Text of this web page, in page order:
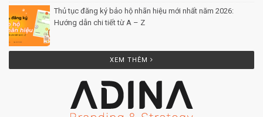
Thủ tục đăng ký bảo hộ nhãn hiệu mới nhất năm 2026:
Hướng dẫn chi tiết từ A – Z
XEM THÊM